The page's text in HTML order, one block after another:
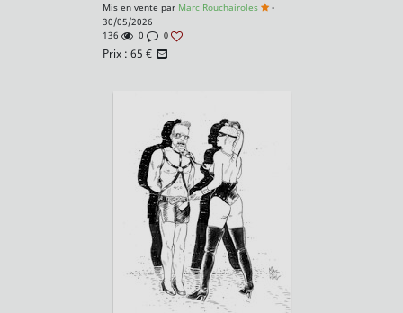
Mis en vente par Marc Rouchairoles
-
30/05/2026
136
0 0
Prix : 65 €